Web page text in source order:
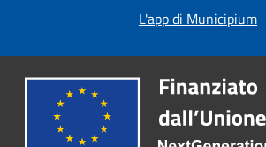
L'app di Municipium